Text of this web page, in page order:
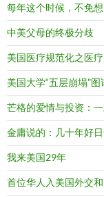
每年这个时候，不免
中美父母的终极分歧
美国医疗规范化之医
美国大学“五层崩塌”图
芒格的爱情与投资：
金庸说的：几十年好
我来美国29年
首位华人入美国外交